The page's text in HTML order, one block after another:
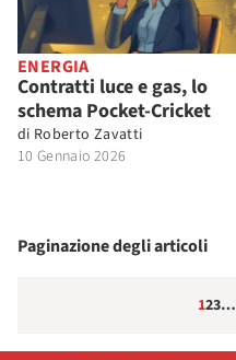
ENERGIA
Contratti luce e gas, lo
schema Pocket-Cricket
di Roberto Zavatti
10 Gennaio 2026
Paginazione degli articoli
123…